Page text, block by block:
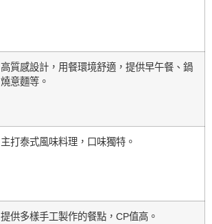
高質感設計，用餐環境舒適，提供早午餐、鍋
燒意麵等。
主打泰式風味料理，口味獨特。
提供多樣手工製作的餐點，CP值高。